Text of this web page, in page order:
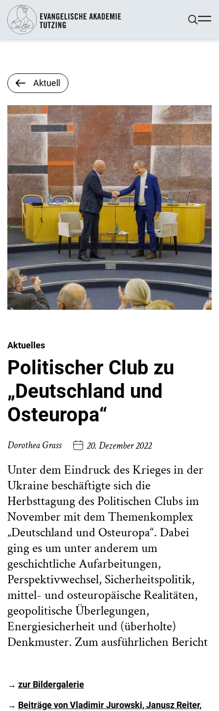
Aktuell
Aktuelles
Politischer Club zu
„Deutschland und
Osteuropa“
Dorothea Grass 20. Dezember 2022
Unter dem Eindruck des Krieges in der
Ukraine beschäftigte sich die
Herbsttagung des Politischen Clubs im
November mit dem Themenkomplex
„Deutschland und Osteuropa“. Dabei
ging es um unter anderem um
geschichtliche Aufarbeitungen,
Perspektivwechsel, Sicherheitspolitik,
mittel- und osteuropäische Realitäten,
geopolitische Überlegungen,
Energiesicherheit und (überholte)
Denkmuster. Zum ausführlichen Bericht
→ zur Bildergalerie
→ Beiträge von Vladimir Jurowski, Janusz Reiter,